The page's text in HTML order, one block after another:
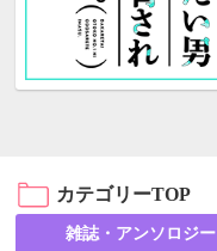
カテゴリーTOP
雑誌・アンソロジー